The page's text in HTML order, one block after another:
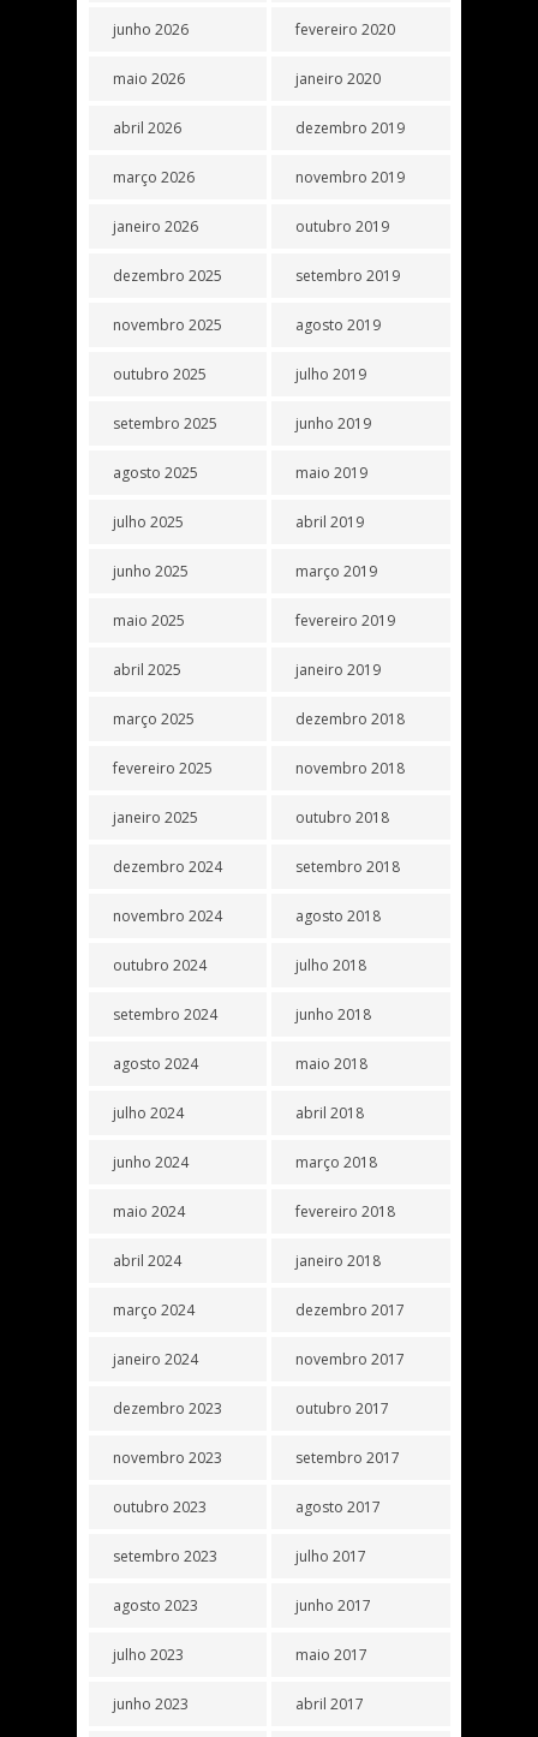
junho 2026
maio 2026
abril 2026
março 2026
janeiro 2026
dezembro 2025
novembro 2025
outubro 2025
setembro 2025
agosto 2025
julho 2025
junho 2025
maio 2025
abril 2025
março 2025
fevereiro 2025
janeiro 2025
dezembro 2024
novembro 2024
outubro 2024
setembro 2024
agosto 2024
julho 2024
junho 2024
maio 2024
abril 2024
março 2024
janeiro 2024
dezembro 2023
novembro 2023
outubro 2023
setembro 2023
agosto 2023
julho 2023
junho 2023
fevereiro 2020
janeiro 2020
dezembro 2019
novembro 2019
outubro 2019
setembro 2019
agosto 2019
julho 2019
junho 2019
maio 2019
abril 2019
março 2019
fevereiro 2019
janeiro 2019
dezembro 2018
novembro 2018
outubro 2018
setembro 2018
agosto 2018
julho 2018
junho 2018
maio 2018
abril 2018
março 2018
fevereiro 2018
janeiro 2018
dezembro 2017
novembro 2017
outubro 2017
setembro 2017
agosto 2017
julho 2017
junho 2017
maio 2017
abril 2017